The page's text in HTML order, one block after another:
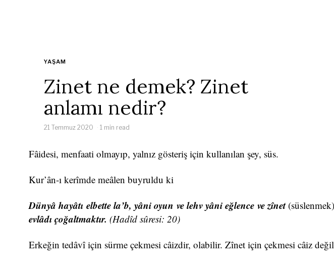
YAŞAM
Zinet ne demek? Zinet
anlamı nedir?
21 Temmuz 2020 1 min read
Fâidesi, menfaati olmayıp, yalnız gösteriş için kullanılan şey, süs.
Kur’ân-ı kerîmde meâlen buyruldu ki
Dünyâ hayâtı elbette la’b, yâni oyun ve lehv yâni eğlence ve zînet (süslenmek)
evlâdı çoğaltmaktır. (Hadîd sûresi: 20)
Erkeğin tedâvî için sürme çekmesi câizdir, olabilir. Zînet için çekmesi câiz